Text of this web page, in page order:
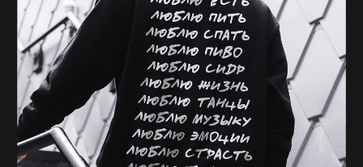
Политика
конфиденциальности
Партнерская
программа
ОГРНИП: 320723200029257
ИНН: 720695552000
ИП Негодяев Александр Андреевич